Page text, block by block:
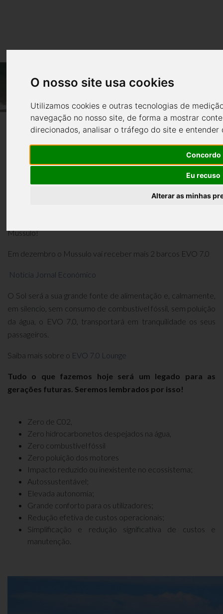
O nosso site usa cookies
Utilizamos cookies e outras tecnologias de
navegação no nosso site, de forma a mostrar
direcionados, analisar o tráfego do site e
Concordo
Eu recuso
Alterar as minhas
PARTIRAM PARA ANGOLA OS 2 PRIMEIROS
Notícias Todas
PARTIRAM PARA
ANGOLA OS 2
PRIMEIROS EVO 7.0
LOUNGE.
Os 2 primeiros Sunconcept EVO 7.0 para Angola vão a
Mussulo!
Em dezembro o Mussulo vai receber mais 2 barcos EVO 7.0
Noticia Jornal Económico
O Sol será a sua grande fonte de alimentação e, calmamente,
em silencio, sem consumo de combustível fóssil, sem poluição
da água, o EVO 7.0, transportará em tranquilidade os seus
passageiros.
Saiba mais sobre o EVO 7.0 Lounge
Tudo o que fazemos hoje será um legado para as
gerações futuras. Seremos lembrados por isso!
Zero de C02,
Zero hidrocarbonetos despejados na água,
Zero combustível fóssil
Zero poluição dos motores
Impacto reduzido ou inexistente no ecossistema;
Autossustentável;
Elevada autonomia;
Grande conforto para os utilizadores;
Redução efetiva de custos operacionais;
Simplificação e redução significativa de custos e
manutenção.